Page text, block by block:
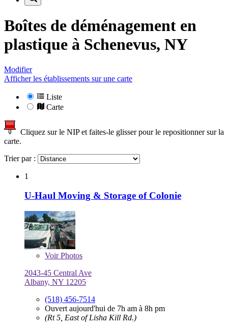
Boîtes de déménagement en
plastique à Schenevus, NY
Modifier
Afficher les établissements sur une carte
Liste
Carte
Cliquez sur le NIP et faites-le glisser pour le repositionner sur la
carte.
Trier par :
1
U-Haul Moving & Storage of Colonie
VoirPhotos
2043-45 Central Ave
Albany, NY 12205
(518) 456-7514
Ouvert aujourd'hui de 7h am à 8h pm
(Rt 5, East of Lisha Kill Rd.)